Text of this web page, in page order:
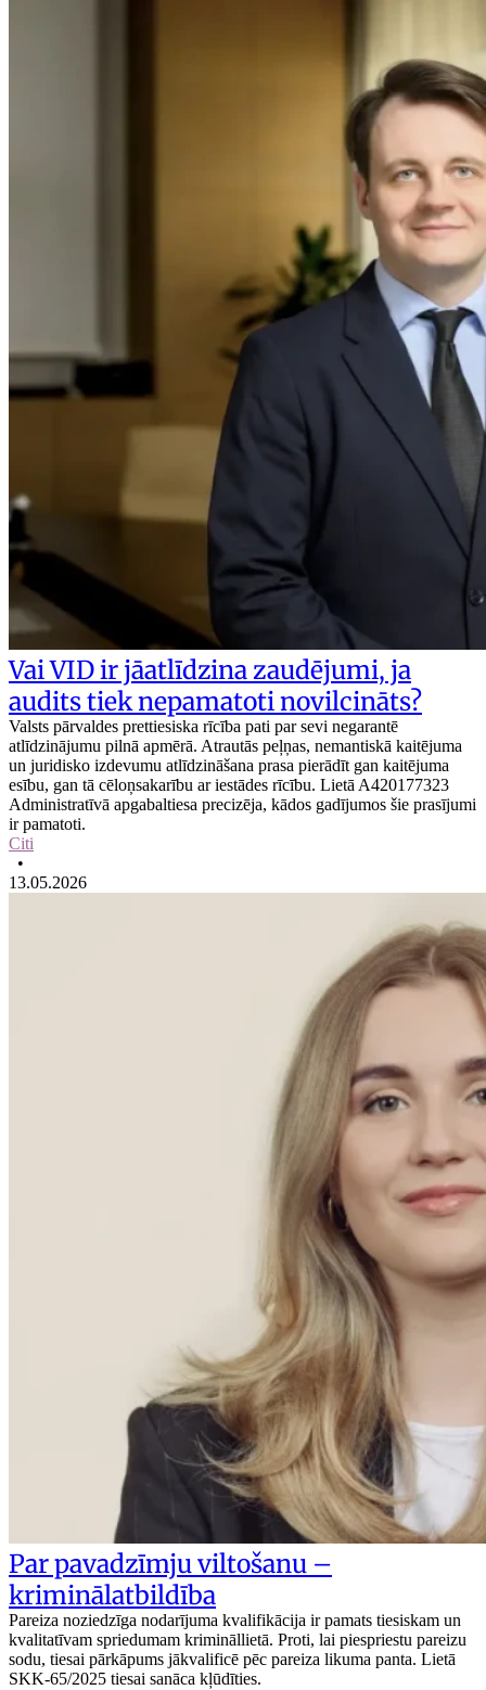
Vai VID ir jāatlīdzina zaudējumi, ja
audits tiek nepamatoti novilcināts?
Valsts pārvaldes prettiesiska rīcība pati par sevi negarantē
atlīdzinājumu pilnā apmērā. Atrautās peļņas, nemantiskā kaitējuma
un juridisko izdevumu atlīdzināšana prasa pierādīt gan kaitējuma
esību, gan tā cēloņsakarību ar iestādes rīcību. Lietā A420177323
Administratīvā apgabaltiesa precizēja, kādos gadījumos šie prasījumi
ir pamatoti.
Citi
•
13.05.2026
Par pavadzīmju viltošanu –
kriminālatbildība
Pareiza noziedzīga nodarījuma kvalifikācija ir pamats tiesiskam un
kvalitatīvam spriedumam krimināllietā. Proti, lai piespriestu pareizu
sodu, tiesai pārkāpums jākvalificē pēc pareiza likuma panta. Lietā
SKK-65/2025 tiesai sanāca kļūdīties.